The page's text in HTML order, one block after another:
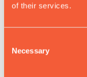
of their services.
Selection
Necessary